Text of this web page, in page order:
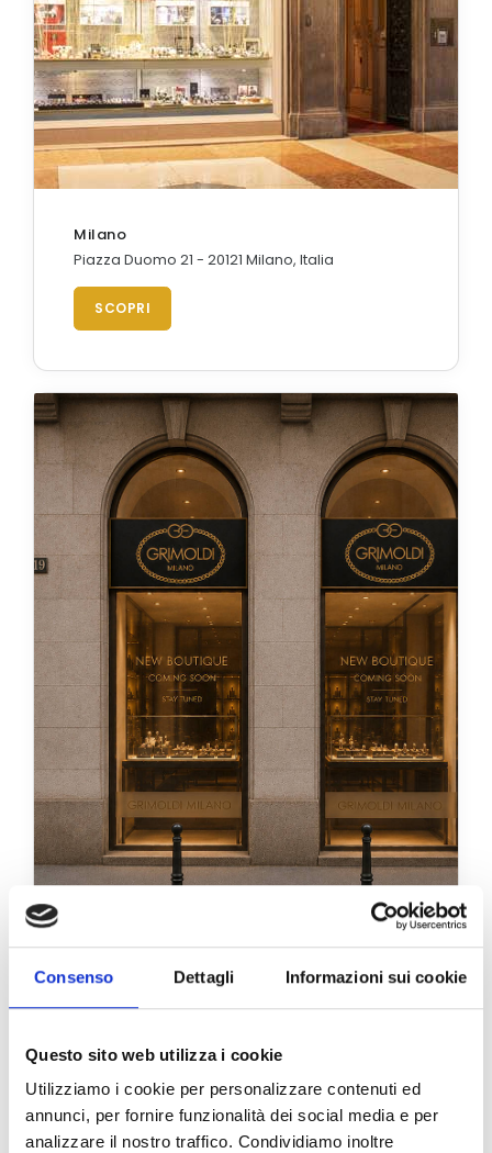
Consenso Dettagli Informazioni sui cookie
Questo sito web utilizza i cookie
Utilizziamo i cookie per personalizzare contenuti ed
annunci, per fornire funzionalità dei social media e per
analizzare il nostro traffico. Condividiamo inoltre
GRIMOLDI ART TIME
Milano
Piazza Duomo 21 - 20121 Milano, Italia
SCOPRI
Via Manzoni, 19 - 20121 Milano, Italia
SCOPRI